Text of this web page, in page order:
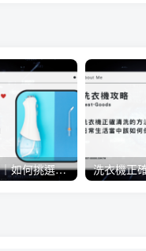
家用型沖牙器推薦｜如何挑選沖牙器？徹底解除牙垢隙縫問題就看這篇！